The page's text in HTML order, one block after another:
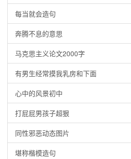
每当就会造句
奔腾不息的意思
马克思主义论文2000字
有男生经常摸我乳房和下面
心中的风景初中
打屁屁男孩子超狠
同性邪恶动态图片
堪称楷模造句